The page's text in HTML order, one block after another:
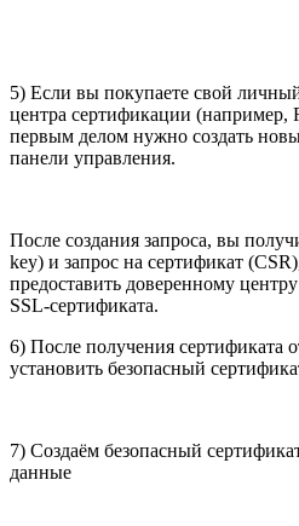
5) Если вы покупаете свой
центра сертификации (например,
первым делом нужно создать
панели управления.
После создания запроса, вы
key) и запрос на сертификат
предоставить доверенному
SSL-сертификата.
6) После получения сертификата
установить безопасный
7) Создаём безопасный
данные